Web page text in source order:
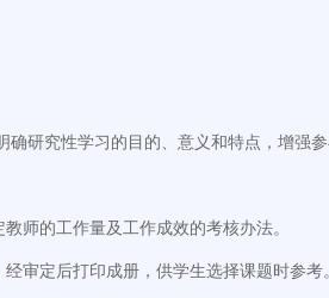
研究性学习的目的、意义和特点，增强
师的工作量及工作成效的考核办法。
审定后打印成册，供学生选择课题时参考。